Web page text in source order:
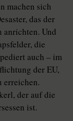
machen sich
das der
anrichten. Und
die
auch – im
der EU,
erreichen.
der auf die
ist.